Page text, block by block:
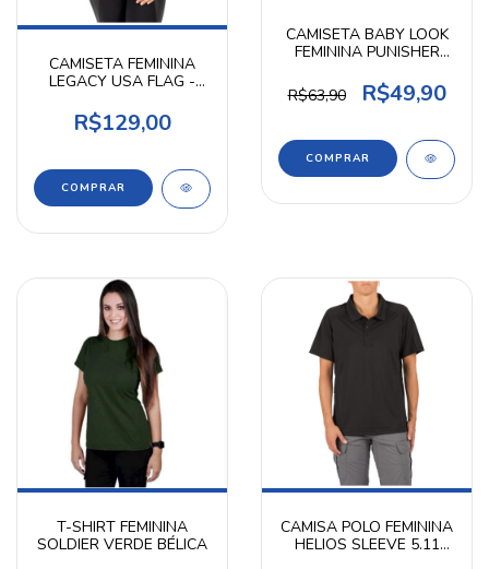
CAMISETA FEMININA
LEGACY USA FLAG -
R$129,00
COMPRAR
CAMISETA BABY LOOK
FEMININA PUNISHER
R$63,90
R$49,90
COMPRAR
T-SHIRT FEMININA
SOLDIER VERDE BÉLICA
CAMISA POLO FEMININA
HELIOS SLEEVE 5.11